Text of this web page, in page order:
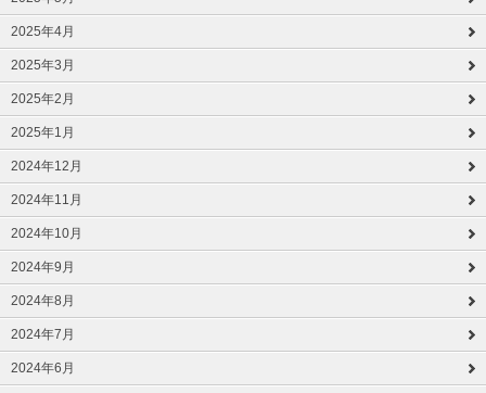
2025年4月
2025年3月
2025年2月
2025年1月
2024年12月
2024年11月
2024年10月
2024年9月
2024年8月
2024年7月
2024年6月